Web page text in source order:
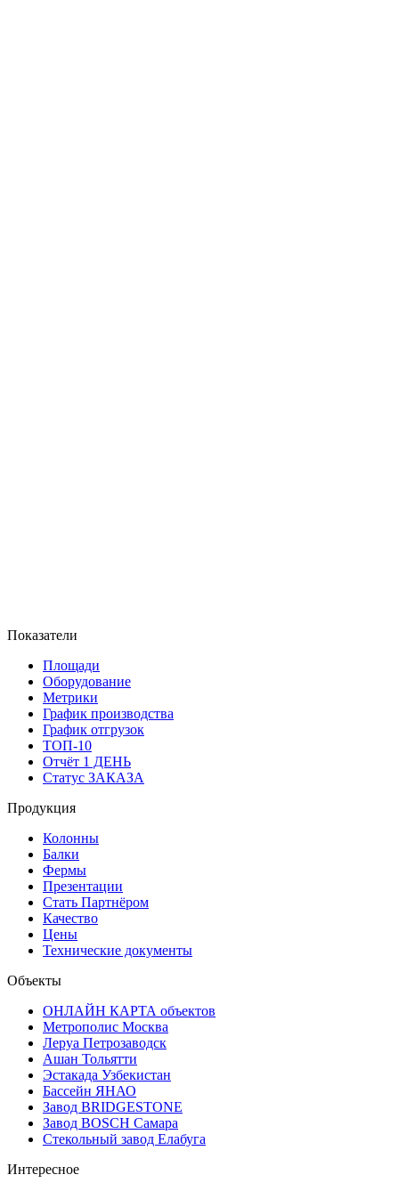
Показатели
Площади
Оборудование
Метрики
График производства
График отгрузок
ТОП-10
Отчёт 1 ДЕНЬ
Статус ЗАКАЗА
Продукция
Колонны
Балки
Фермы
Презентации
Стать Партнёром
Качество
Цены
Технические документы
Объекты
ОНЛАЙН КАРТА объектов
Метрополис Москва
Леруа Петрозаводск
Ашан Тольятти
Эстакада Узбекистан
Бассейн ЯНАО
Завод BRIDGESTONE
Завод BOSCH Самара
Стекольный завод Елабуга
Интересное